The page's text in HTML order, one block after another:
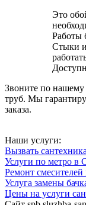
Это
Работы
Стыки
Звоните по нашему
труб. Мы
заказа.
Наши услуги:
Вызвать
Услуги по метро в
Ремонт
Услуга замены
Цены на услуги